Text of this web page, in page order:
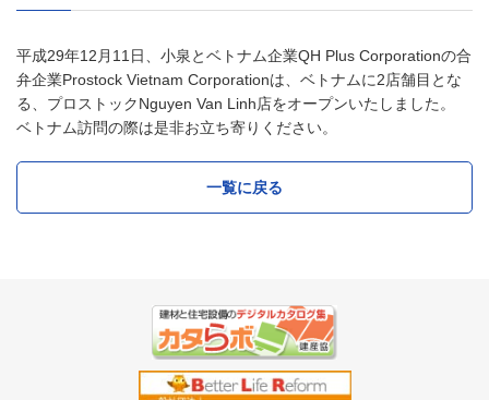
平成29年12月11日、小泉とベトナム企業QH Plus Corporationの合
弁企業Prostock Vietnam Corporationは、ベトナムに2店舗目とな
る、プロストックNguyen Van Linh店をオープンいたしました。
ベトナム訪問の際は是非お立ち寄りください。
一覧に戻る